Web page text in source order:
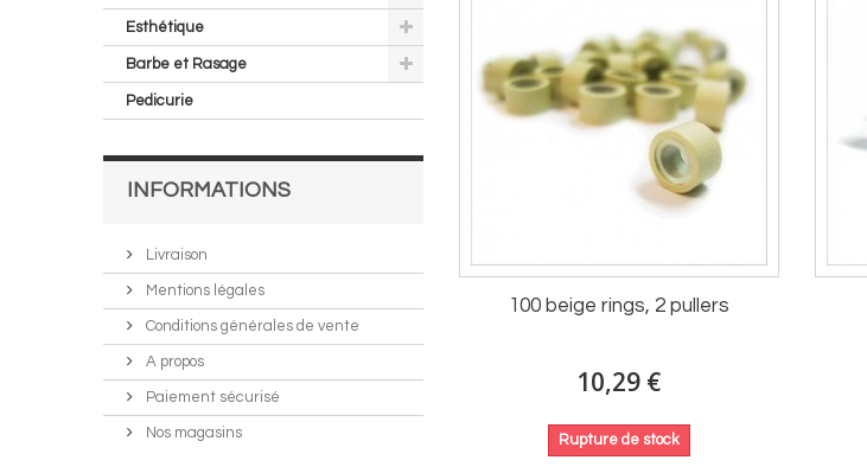
Esthétique
Barbe et Rasage
Pedicurie
INFORMATIONS
Livraison
Mentions légales
Conditions générales de vente
A propos
Paiement sécurisé
Nos magasins
100 beige rings, 2 pullers
10,29 €
Rupture de stock